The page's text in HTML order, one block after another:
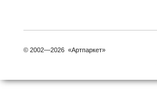
© 2002—2026 «Артпаркет»